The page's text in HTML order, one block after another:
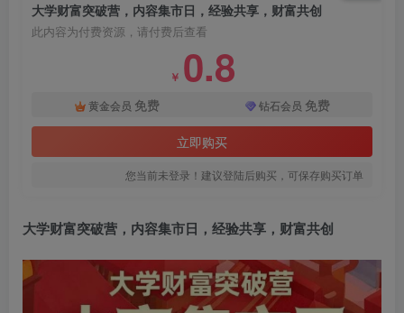
大学财富突破营，内容集市日，经验共享，财富共创
此内容为付费资源，请付费后查看
￥ 0.8
黄金会员 免费 钻石会员 免费
立即购买
您当前未登录！建议登陆后购买，可保存购买订单
大学财富突破营，内容集市日，经验共享，财富共创